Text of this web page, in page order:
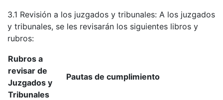
3.1 Revisión a los juzgados y tribunales: A los juzgados
y tribunales, se les revisarán los siguientes libros y
rubros:
Rubros a
revisar de
Juzgados y
Tribunales
Pautas de cumplimiento